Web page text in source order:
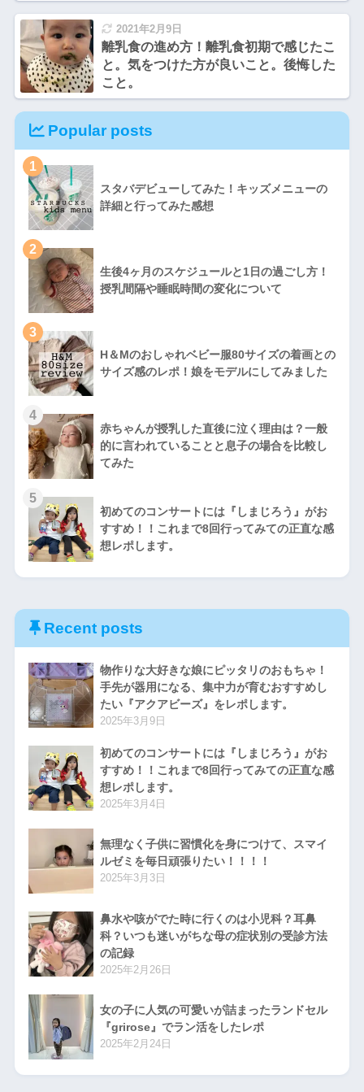
2021年2月9日
離乳食の進め方！離乳食初期で感じたこ
と。気をつけた方が良いこと。後悔した
こと。
Popular posts
1
スタバデビューしてみた！キッズメニューの
詳細と行ってみた感想
2
生後4ヶ月のスケジュールと1日の過ごし方！
授乳間隔や睡眠時間の変化について
3
H＆Mのおしゃれベビー服80サイズの着画との
サイズ感のレポ！娘をモデルにしてみました
4
赤ちゃんが授乳した直後に泣く理由は？一般
的に言われていることと息子の場合を比較し
てみた
5
初めてのコンサートには『しまじろう』がお
すすめ！！これまで8回行ってみての正直な感
想レポします。
Recent posts
物作りな大好きな娘にピッタリのおもちゃ！
手先が器用になる、集中力が育むおすすめし
たい『アクアビーズ』をレポします。
2025年3月9日
初めてのコンサートには『しまじろう』がお
すすめ！！これまで8回行ってみての正直な感
想レポします。
2025年3月4日
無理なく子供に習慣化を身につけて、スマイ
ルゼミを毎日頑張りたい！！！！
2025年3月3日
鼻水や咳がでた時に行くのは小児科？耳鼻
科？いつも迷いがちな母の症状別の受診方法
の記録
2025年2月26日
女の子に人気の可愛いが詰まったランドセル
『grirose』でラン活をしたレポ
2025年2月24日